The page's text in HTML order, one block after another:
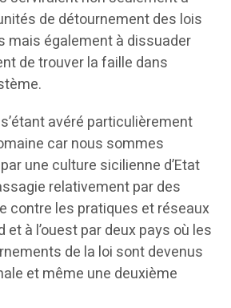
de détournement des lois
mais également à dissuader
de trouver la faille dans
avéré particulièrement
car nous sommes
une culture sicilienne d’Etat
relativement par des
contre les pratiques et réseaux
et à l’ouest par deux pays où les
de la loi sont devenus
et même une deuxième